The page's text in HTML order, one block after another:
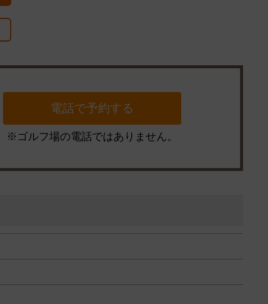
※ゴルフ場の電話ではありません。